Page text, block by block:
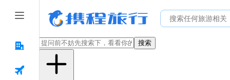
搜索